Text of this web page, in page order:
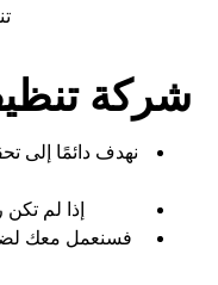
شركة
نهدف دائمًا إلى
إذا لم
فسنعمل معك